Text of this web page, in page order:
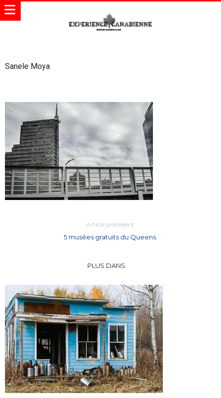
Sanele Moya
Article précédent
5 musées gratuits du Queens.
PLUS DANS